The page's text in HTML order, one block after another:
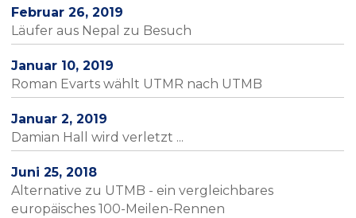
Februar 26, 2019
Läufer aus Nepal zu Besuch
Januar 10, 2019
Roman Evarts wählt UTMR nach UTMB
Januar 2, 2019
Damian Hall wird verletzt ...
Juni 25, 2018
Alternative zu UTMB - ein vergleichbares
europäisches 100-Meilen-Rennen